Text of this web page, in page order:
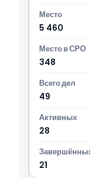
5 460
348
49
28
21